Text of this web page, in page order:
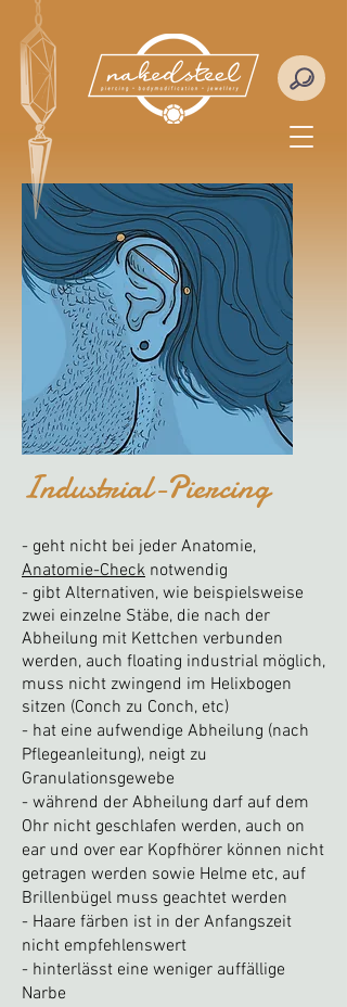
Industrial-Piercing
- geht nicht bei jeder Anatomie,
Anatomie-Check notwendig
- gibt Alternativen, wie beispielsweise
zwei einzelne Stäbe, die nach der
Abheilung mit Kettchen verbunden
werden, auch floating industrial möglich,
muss nicht zwingend im Helixbogen
sitzen (Conch zu Conch, etc)
- hat eine aufwendige Abheilung (nach
Pflegeanleitung), neigt zu
Granulationsgewebe
- während der Abheilung darf auf dem
Ohr nicht geschlafen werden, auch on
ear und over ear Kopfhörer können nicht
getragen werden sowie Helme etc, auf
Brillenbügel muss geachtet werden
- Haare färben ist in der Anfangszeit
nicht empfehlenswert
- hinterlässt eine weniger auffällige
Narbe